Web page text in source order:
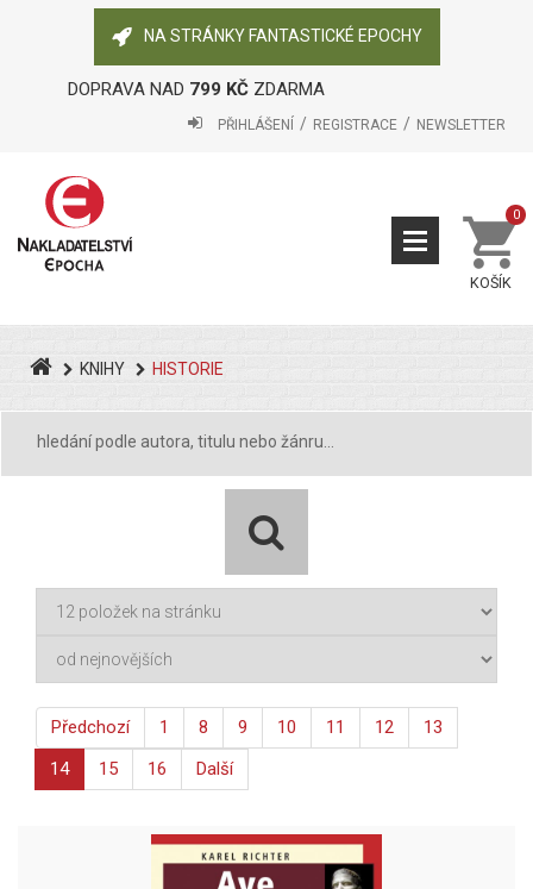
NA STRÁNKY FANTASTICKÉ EPOCHY
DOPRAVA NAD 799 KČZDARMA
PŘIHLÁŠENÍ REGISTRACE NEWSLETTER
KOŠÍK
0
KNIHY HISTORIE
Předchozí 1 8 9 10 11 12
13
14
15 16 Další